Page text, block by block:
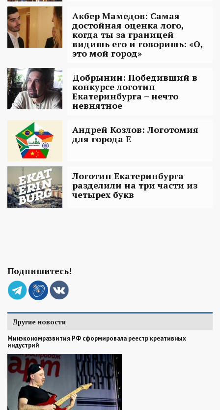
Акбер Мамедов: Самая
достойная оценка лого,
когда ты за границей
видишь его и говоришь: «О,
это мой город»
Добрынин: Победивший в
конкурсе логотип
Екатеринбурга – нечто
невнятное
Андрей Козлов: Логотомия
для города Е
Логотип Екатеринбурга
разделили на три части из
четырех букв
Подпишитесь!
Другие новости
Минэкономразвития РФ сформировала реестр креативных
индустрий